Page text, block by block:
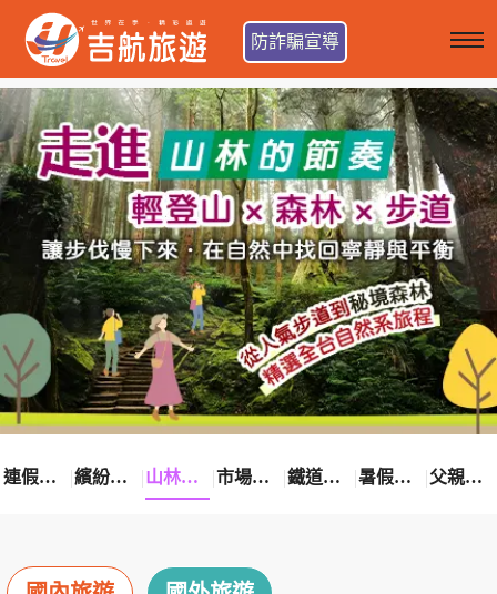
防詐騙宣導
連假卡位趣 繽紛花漾季 山林輕旅行 市場最低價 鐵道觀光之旅 暑假熱賣中 父親節優惠